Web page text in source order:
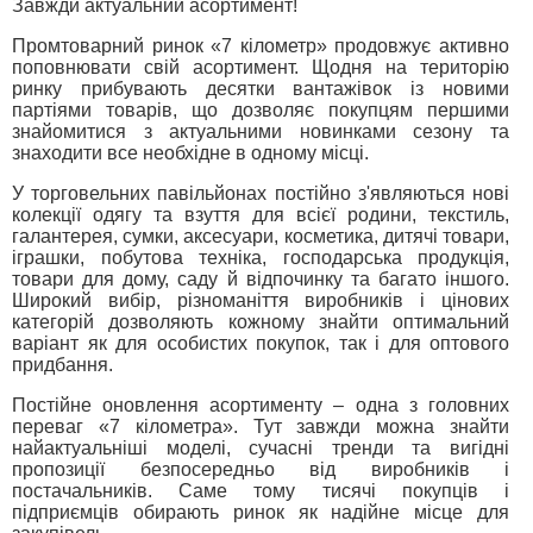
Завжди актуальний асортимент!
Промтоварний ринок «7 кілометр» продовжує активно
поповнювати свій асортимент. Щодня на територію
ринку прибувають десятки вантажівок із новими
партіями товарів, що дозволяє покупцям першими
знайомитися з актуальними новинками сезону та
знаходити все необхідне в одному місці.
У торговельних павільйонах постійно з'являються нові
колекції одягу та взуття для всієї родини, текстиль,
галантерея, сумки, аксесуари, косметика, дитячі товари,
іграшки, побутова техніка, господарська продукція,
товари для дому, саду й відпочинку та багато іншого.
Широкий вибір, різноманіття виробників і цінових
категорій дозволяють кожному знайти оптимальний
варіант як для особистих покупок, так і для оптового
придбання.
Постійне оновлення асортименту – одна з головних
переваг «7 кілометра». Тут завжди можна знайти
найактуальніші моделі, сучасні тренди та вигідні
пропозиції безпосередньо від виробників і
постачальників. Саме тому тисячі покупців і
підприємців обирають ринок як надійне місце для